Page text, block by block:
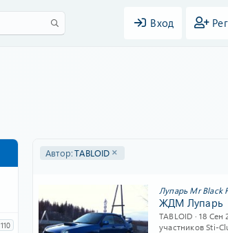
Вход
110
Автор:TABLOID
Лупарь Mr Black
ЖДМ Лупарь
TABLOID 18 Сен
участников Sti-